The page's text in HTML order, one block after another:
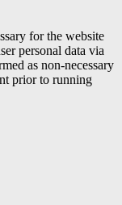
for the website
personal data via
as non-necessary
prior to running